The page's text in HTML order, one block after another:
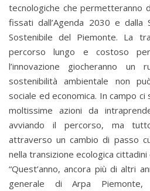
tecnologiche che permetteranno
fissati dall’Agenda 2030 e dalla
Sostenibile del Piemonte. La
percorso lungo e costoso
l’innovazione giocheranno un
sostenibilità ambientale non
sociale ed economica. In campo
moltissime azioni da
avviando il percorso, ma
attraverso un cambio di passo
nella transizione ecologica
“Quest’anno, ancora più di altri
generale di Arpa